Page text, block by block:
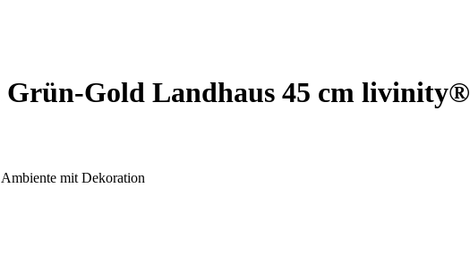
Grün-Gold Landhaus 45 cm livinity®